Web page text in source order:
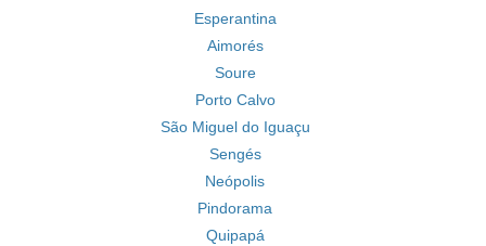
Esperantina
Aimorés
Soure
Porto Calvo
São Miguel do Iguaçu
Sengés
Neópolis
Pindorama
Quipapá